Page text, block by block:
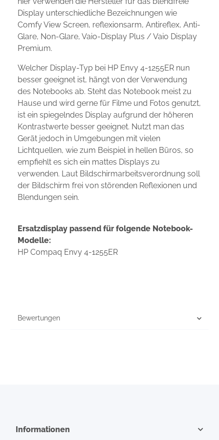
Display unterschiedliche Bezeichnungen wie
Comfy View Screen, reflexionsarm, Antireflex, Anti-
Glare, Non-Glare, Vaio-Display Plus / Vaio Display
Premium.
Welcher Display-Typ bei HP Envy 4-1255ER nun
besser geeignet ist, hängt von der Verwendung
des Notebooks ab. Steht das Notebook meist zu
Hause und wird gerne für Filme und Fotos genutzt,
ist ein spiegelndes Display aufgrund der höheren
Kontrastwerte besser geeignet. Nutzt man das
Gerät jedoch in Umgebungen mit vielen
Lichtquellen, wie zum Beispiel in hellen Büros, so
empfiehlt es sich ein mattes Displays zu
verwenden. Laut Bildschirmarbeitsverordnung soll
der Bildschirm frei von störenden Reflexionen und
Blendungen sein.
Ersatzdisplay passend für folgende Notebook-
Modelle:
HP Compaq Envy 4-1255ER
Bewertungen
Informationen